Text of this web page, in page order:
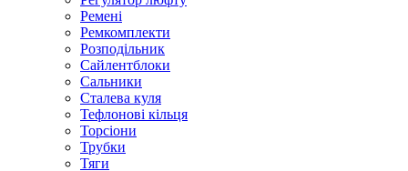
Ремені
Ремкомплекти
Розподільник
Сайлентблоки
Сальники
Сталева куля
Тефлонові кільця
Торсіони
Трубки
Тяги